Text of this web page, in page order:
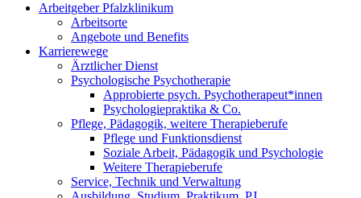
Arbeitgeber Pfalzklinikum
Arbeitsorte
Angebote und Benefits
Karrierewege
Ärztlicher Dienst
Psychologische Psychotherapie
Approbierte psych. Psychotherapeut*innen
Psychologiepraktika & Co.
Pflege, Pädagogik, weitere Therapieberufe
Pflege und Funktionsdienst
Soziale Arbeit, Pädagogik und Psychologie
Weitere Therapieberufe
Service, Technik und Verwaltung